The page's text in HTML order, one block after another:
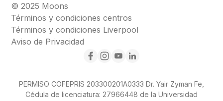
© 2025 Moons
Términos y condiciones centros
Términos y condiciones Liverpool
Aviso de Privacidad
PERMISO COFEPRIS 203300201A0333 Dr. Yair Zyman Fe,
Cédula de licenciatura: 27966448 de la Universidad